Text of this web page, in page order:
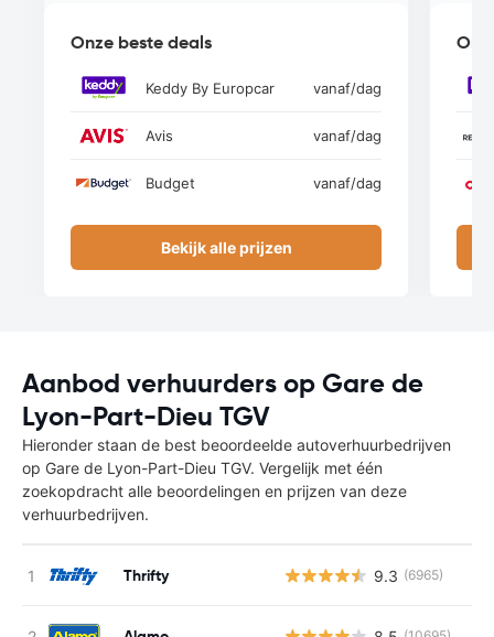
Onze beste deals
Keddy By Europcar vanaf/dag
Avis vanaf/dag
Budget vanaf/dag
Bekijk alle prijzen
Aanbod verhuurders op Gare de
Lyon-Part-Dieu TGV
Hieronder staan de best beoordeelde autoverhuurbedrijven
op Gare de Lyon-Part-Dieu TGV. Vergelijk met één
zoekopdracht alle beoordelingen en prijzen van deze
verhuurbedrijven.
Thrifty 9.3 (6965)